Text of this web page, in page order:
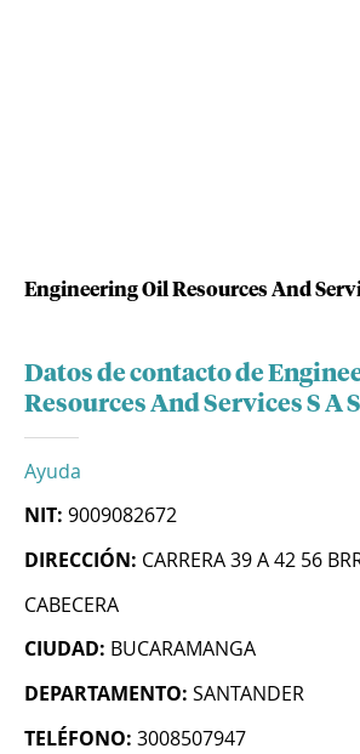
Engineering Oil Resources And
Datos de contacto de
Resources And Services S A S
Ayuda
NIT: 9009082672
DIRECCIÓN: CARRERA 39 A 42 56
CABECERA
CIUDAD: BUCARAMANGA
DEPARTAMENTO: SANTANDER
TELÉFONO: 3008507947